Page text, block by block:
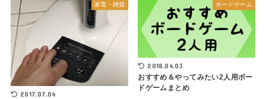
家電・雑貨
2017.07.04
ボードゲーム
2018.04.03
おすすめ＆やってみたい2人用ボー
ドゲームまとめ